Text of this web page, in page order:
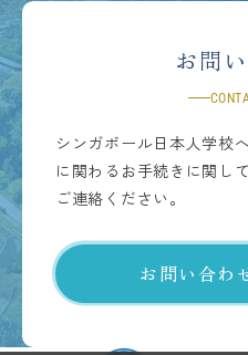
お問
シンガポール日本人学校
に関わるお手続きに関し
ご連絡ください。
お問い合わ